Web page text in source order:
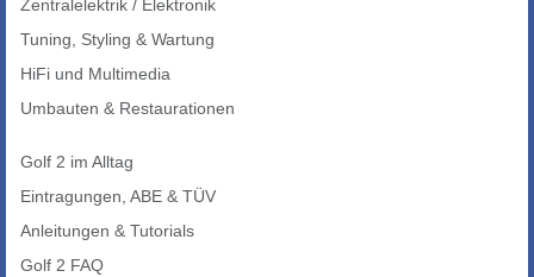
Zentralelektrik / Elektronik
Tuning, Styling & Wartung
HiFi und Multimedia
Umbauten & Restaurationen
Golf 2 im Alltag
Eintragungen, ABE & TÜV
Anleitungen & Tutorials
Golf 2 FAQ